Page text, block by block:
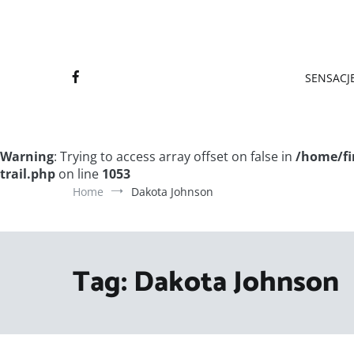
Warning: Trying to access array offset on false in /home/
trail.php on line 1053
Home Dakota Johnson
Tag: Dakota Johnson